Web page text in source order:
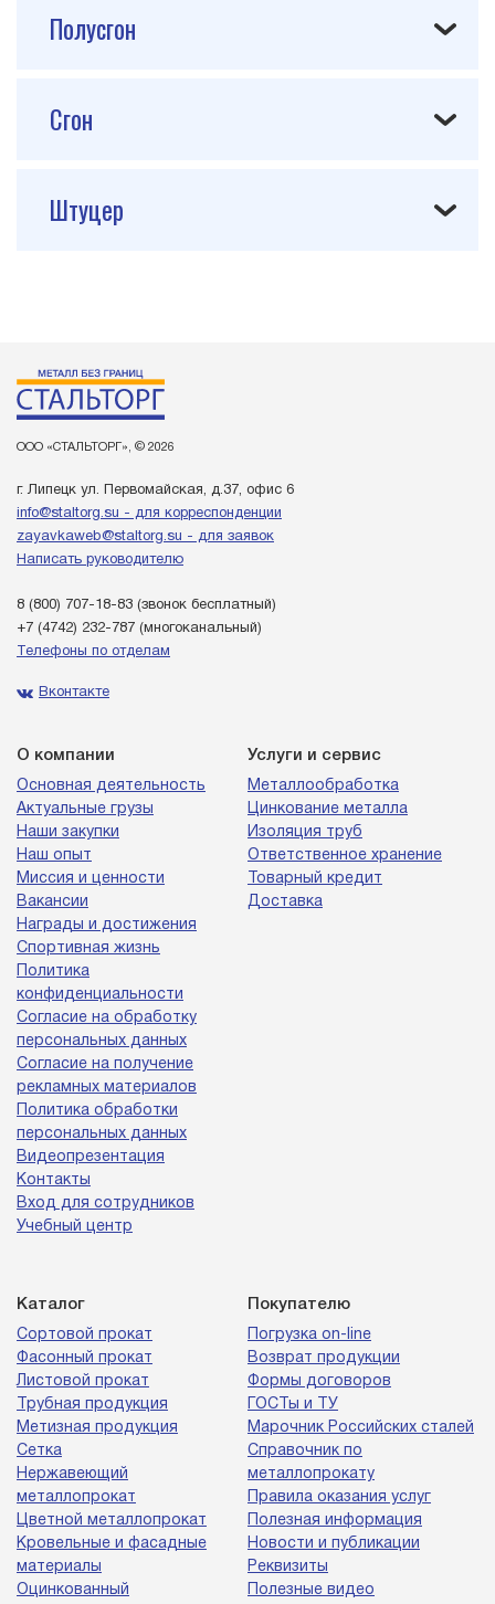
Полусгон
Сгон
Штуцер
ООО «СТАЛЬТОРГ», © 2026
г. Липецк ул. Первомайская, д.37, офис 6
info@staltorg.su - для корреспонденции
zayavkaweb@staltorg.su - для заявок
Написать руководителю
8 (800) 707-18-83 (звонок бесплатный)
+7 (4742) 232-787 (многоканальный)
Телефоны по отделам
Вконтакте
О компании
Основная деятельность
Актуальные грузы
Наши закупки
Наш опыт
Миссия и ценности
Вакансии
Награды и достижения
Спортивная жизнь
Политика
конфиденциальности
Согласие на обработку
персональных данных
Согласие на получение
рекламных материалов
Политика обработки
персональных данных
Видеопрезентация
Контакты
Вход для сотрудников
Учебный центр
Услуги и сервис
Металлообработка
Цинкование металла
Изоляция труб
Ответственное хранение
Товарный кредит
Доставка
Каталог
Сортовой прокат
Фасонный прокат
Листовой прокат
Трубная продукция
Метизная продукция
Сетка
Нержавеющий
металлопрокат
Цветной металлопрокат
Кровельные и фасадные
материалы
Оцинкованный
Покупателю
Погрузка on-line
Возврат продукции
Формы договоров
ГОСТы и ТУ
Марочник Российских сталей
Справочник по
металлопрокату
Правила оказания услуг
Полезная информация
Новости и публикации
Реквизиты
Полезные видео